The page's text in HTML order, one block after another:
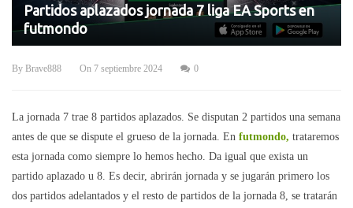
Partidos aplazados jornada 7 liga EA Sports en
futmondo
By Brave888 On 7 septiembre 2024 0
La jornada 7 trae 8 partidos aplazados. Se disputan 2 partidos una semana
antes de que se dispute el grueso de la jornada. En futmondo, trataremos
esta jornada como siempre lo hemos hecho. Da igual que exista un
partido aplazado u 8. Es decir, abrirán jornada y se jugarán primero los
dos partidos adelantados y el resto de partidos de la jornada 8, se tratarán